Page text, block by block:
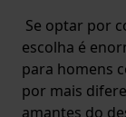
Se optar por
escolha é
para homens
por mais
amantes do